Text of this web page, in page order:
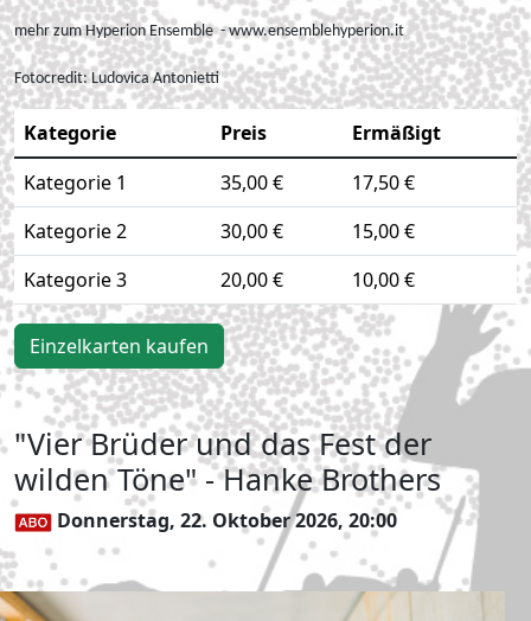
mehr zum Hyperion Ensemble - www.ensemblehyperion.it
Fotocredit: Ludovica Antonietti
Kategorie Preis
Ermäßigt
Kategorie 1
35,00 €
17,50 €
Kategorie 2
30,00 €
15,00 €
Kategorie 3
20,00 € 10,00 €
Einzelkarten kaufen
"Vier Brüder und das Fest der
wilden Töne" - Hanke Brothers
Donnerstag, 22. Oktober 2026, 20:00